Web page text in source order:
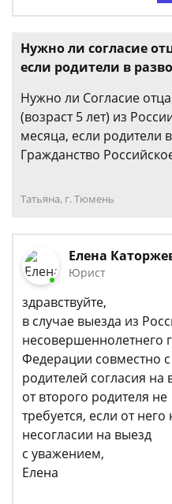
Нужно ли согласие
если родители в
Нужно ли Согласие
(возраст 5 лет) из
месяца, если родители
Гражданство
Татьяна, г. Тюмень
Елена
Юрист
здравствуйте,
в случае выезда из
несовершеннолетнего
Федерации совместно
родителей согласия на
от второго родителя не
требуется, если от
несогласии на выезд
с уважением,
Елена